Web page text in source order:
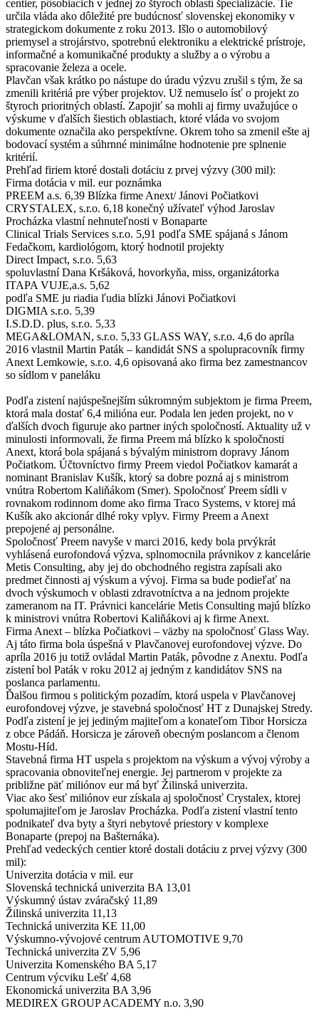
centier, pôsobiacich v jednej zo štyroch oblastí špecializácie. Tie
určila vláda ako dôležité pre budúcnosť slovenskej ekonomiky v
strategickom dokumente z roku 2013. Išlo o automobilový
priemysel a strojárstvo, spotrebnú elektroniku a elektrické prístroje,
informačné a komunikačné produkty a služby a o výrobu a
spracovanie železa a ocele.
Plavčan však krátko po nástupe do úradu výzvu zrušil s tým, že sa
zmenili kritériá pre výber projektov. Už nemuselo ísť o projekt zo
štyroch prioritných oblastí. Zapojiť sa mohli aj firmy uvažujúce o
výskume v ďalších šiestich oblastiach, ktoré vláda vo svojom
dokumente označila ako perspektívne. Okrem toho sa zmenil ešte aj
bodovací systém a súhrnné minimálne hodnotenie pre splnenie
kritérií.
Prehľad firiem ktoré dostali dotáciu z prvej výzvy (300 mil):
Firma dotácia v mil. eur poznámka
PREEM a.s. 6,39 Blízka firme Anext/ Jánovi Počiatkovi
CRYSTALEX, s.r.o. 6,18 konečný užívateľ výhod Jaroslav
Procházka vlastní nehnuteľnosti v Bonaparte
Clinical Trials Services s.r.o. 5,91 podľa SME spájaná s Jánom
Fedačkom, kardiológom, ktorý hodnotil projekty
Direct Impact, s.r.o. 5,63
spoluvlastní Dana Kršáková, hovorkyňa, miss, organizátorka
ITAPA VUJE,a.s. 5,62
podľa SME ju riadia ľudia blízki Jánovi Počiatkovi
DIGMIA s.r.o. 5,39
I.S.D.D. plus, s.r.o. 5,33
MEGA&LOMAN, s.r.o. 5,33 GLASS WAY, s.r.o. 4,6 do apríla
2016 vlastnil Martin Paták – kandidát SNS a spolupracovník firmy
Anext Lemkowie, s.r.o. 4,6 opisovaná ako firma bez zamestnancov
so sídlom v paneláku
Podľa zistení najúspešnejším súkromným subjektom je firma Preem,
ktorá mala dostať 6,4 milióna eur. Podala len jeden projekt, no v
ďalších dvoch figuruje ako partner iných spoločností. Aktuality už v
minulosti informovali, že firma Preem má blízko k spoločnosti
Anext, ktorá bola spájaná s bývalým ministrom dopravy Jánom
Počiatkom. Účtovníctvo firmy Preem viedol Počiatkov kamarát a
nominant Branislav Kušík, ktorý sa dobre pozná aj s ministrom
vnútra Robertom Kaliňákom (Smer). Spoločnosť Preem sídli v
rovnakom rodinnom dome ako firma Traco Systems, v ktorej má
Kušík ako akcionár dlhé roky vplyv. Firmy Preem a Anext
prepojené aj personálne.
Spoločnosť Preem navyše v marci 2016, kedy bola prvýkrát
vyhlásená eurofondová výzva, splnomocnila právnikov z kancelárie
Metis Consulting, aby jej do obchodného registra zapísali ako
predmet činnosti aj výskum a vývoj. Firma sa bude podieľať na
dvoch výskumoch v oblasti zdravotníctva a na jednom projekte
zameranom na IT. Právnici kancelárie Metis Consulting majú blízko
k ministrovi vnútra Robertovi Kaliňákovi aj k firme Anext.
Firma Anext – blízka Počiatkovi – väzby na spoločnosť Glass Way.
Aj táto firma bola úspešná v Plavčanovej eurofondovej výzve. Do
apríla 2016 ju totiž ovládal Martin Paták, pôvodne z Anextu. Podľa
zistení bol Paták v roku 2012 aj jedným z kandidátov SNS na
poslanca parlamentu.
Ďalšou firmou s politickým pozadím, ktorá uspela v Plavčanovej
eurofondovej výzve, je stavebná spoločnosť HT z Dunajskej Stredy.
Podľa zistení je jej jediným majiteľom a konateľom Tibor Horsicza
z obce Pádáň. Horsicza je zároveň obecným poslancom a členom
Mostu-Híd.
Stavebná firma HT uspela s projektom na výskum a vývoj výroby a
spracovania obnoviteľnej energie. Jej partnerom v projekte za
približne päť miliónov eur má byť Žilinská univerzita.
Viac ako šesť miliónov eur získala aj spoločnosť Crystalex, ktorej
spolumajiteľom je Jaroslav Procházka. Podľa zistení vlastní tento
podnikateľ dva byty a štyri nebytové priestory v komplexe
Bonaparte (prepoj na Bašternáka).
Prehľad vedeckých centier ktoré dostali dotáciu z prvej výzvy (300
mil):
Univerzita dotácia v mil. eur
Slovenská technická univerzita BA 13,01
Výskumný ústav zváračský 11,89
Žilinská univerzita 11,13
Technická univerzita KE 11,00
Výskumno-vývojové centrum AUTOMOTIVE 9,70
Technická univerzita ZV 5,96
Univerzita Komenského BA 5,17
Centrum výcviku Lešť 4,68
Ekonomická univerzita BA 3,96
MEDIREX GROUP ACADEMY n.o. 3,90